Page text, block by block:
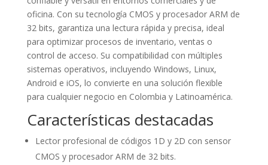
oficina. Con su tecnología CMOS y procesador ARM de
32 bits, garantiza una lectura rápida y precisa, ideal
para optimizar procesos de inventario, ventas o
control de acceso. Su compatibilidad con múltiples
sistemas operativos, incluyendo Windows, Linux,
Android e iOS, lo convierte en una solución flexible
para cualquier negocio en Colombia y Latinoamérica.
Características destacadas
Lector profesional de códigos 1D y 2D con sensor
CMOS y procesador ARM de 32 bits.